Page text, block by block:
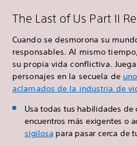
The Last of Us Part II
Cuando se desmorona su
responsables. Al mismo
su propia vida conflictiva.
personajes en la secuela de
aclamados de la industria de
Usa todas tus habilidades
encuentros más exigentes o
sigilosa para pasar cerca de